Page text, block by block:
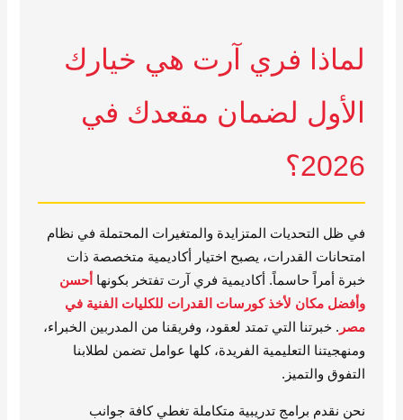
لماذا فري آرت هي خيارك
الأول لضمان مقعدك في
2026؟
في ظل التحديات المتزايدة والمتغيرات المحتملة في نظام
امتحانات القدرات، يصبح اختيار أكاديمية متخصصة ذات
خبرة أمراً حاسماً. أكاديمية فري آرت تفتخر بكونها أحسن
وأفضل مكان لأخذ كورسات القدرات للكليات الفنية في
مصر . خبرتنا التي تمتد لعقود، وفريقنا من المدربين الخبراء،
ومنهجيتنا التعليمية الفريدة، كلها عوامل تضمن لطلابنا
التفوق والتميز.
نحن نقدم برامج تدريبية متكاملة تغطي كافة جوانب